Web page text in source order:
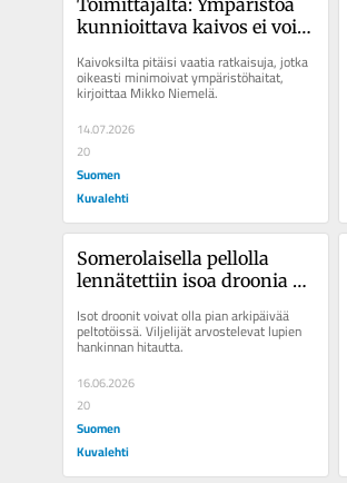
kunnioittava kaivos ei voi
Kaivoksilta pitäisi vaatia ratkaisuja, jotka
oikeasti minimoivat ympäristöhaitat,
kirjoittaa Mikko Niemelä.
14.07.2026
20
Suomen
Kuvalehti
Somerolaisella pellolla
lennätettiin isoa droonia –
luvat närästävät
Isot droonit voivat olla pian arkipäivää
peltotöissä. Viljelijät arvostelevat lupien
hankinnan hitautta.
16.06.2026
20
Suomen
Kuvalehti